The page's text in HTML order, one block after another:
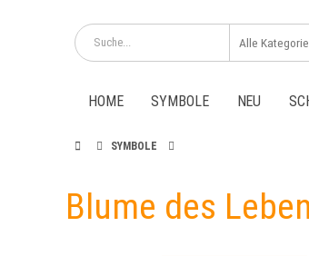
HOME SYMBOLE NEU
SYMBOLE
Blume des